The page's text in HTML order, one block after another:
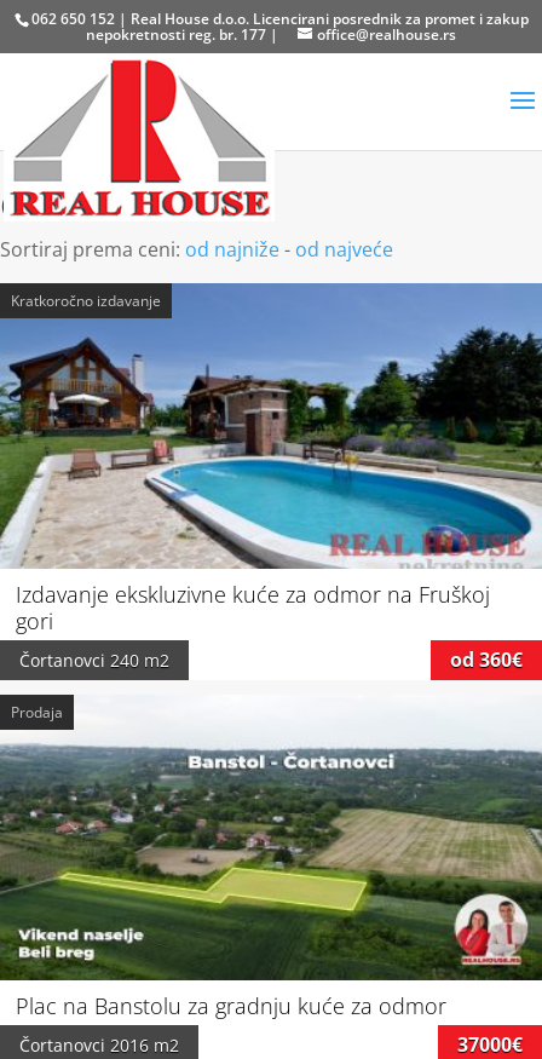
062 650 152 | Real House d.o.o. Licencirani posrednik za promet i zakup
nepokretnosti reg. br. 177 | office@realhouse.rs
Čortanovci
Sortiraj prema ceni: od najniže- od najveće
Kratkoročno izdavanje
Izdavanje ekskluzivne kuće za odmor na Fruškoj
gori
Čortanovci 240 m2 od 360€
Prodaja
Plac na Banstolu za gradnju kuće za odmor
Čortanovci 2016 m2 37000€